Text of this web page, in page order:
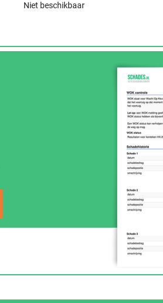
Niet beschikbaar